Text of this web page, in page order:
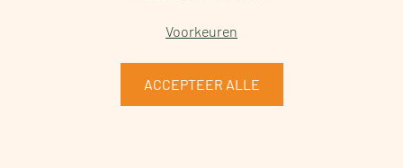
BA en borgstelling via NV AXA Belgium (polisnr. 730.390.160)
Website door Two Impress
Voorkeuren
ACCEPTEER ALLE